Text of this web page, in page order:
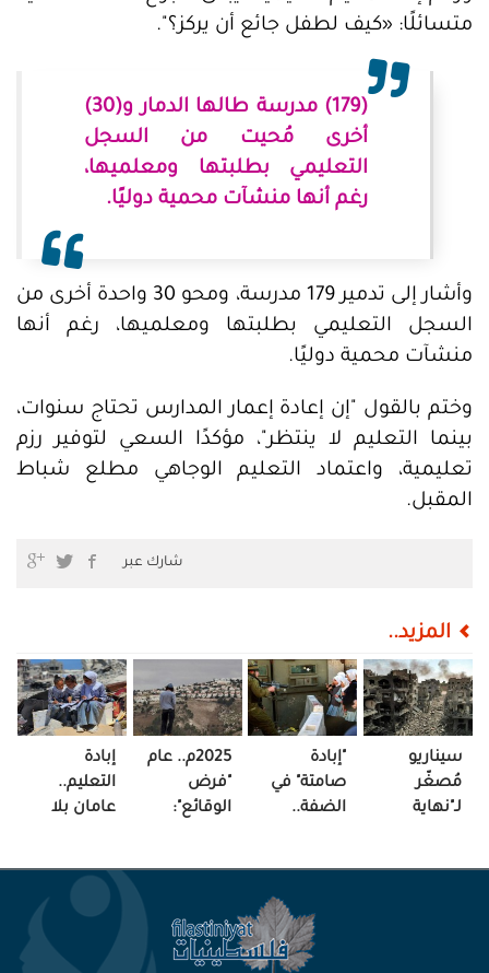
متسائلًا: «كيف لطفل جائع أن يركز؟".
(179) مدرسة طالها الدمار و(30)
أخرى مُحيت من السجل
التعليمي بطلبتها ومعلميها،
رغم أنها منشآت محمية دوليًا.
وأشار إلى تدمير 179 مدرسة، ومحو 30 واحدة أخرى من
السجل التعليمي بطلبتها ومعلميها، رغم أنها
منشآت محمية دوليًا.
وختم بالقول "إن إعادة إعمار المدارس تحتاج سنوات،
بينما التعليم لا ينتظر"، مؤكدًا السعي لتوفير رزم
تعليمية، واعتماد التعليم الوجاهي مطلع شباط
المقبل.
شارك عبر
المزيد..
سيناريو
مُصغّر
لـ"نهاية
"إبادة
صامتة" في
الضفة..
2025م.. عام
"فرض
الوقائع":
إبادة
التعليم..
عامان بلا